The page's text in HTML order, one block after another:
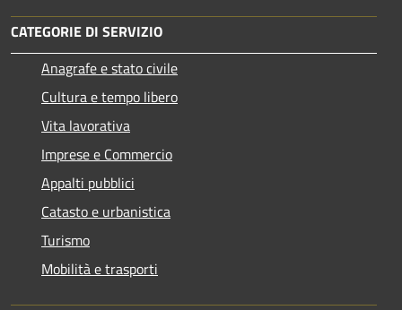
CATEGORIE DI SERVIZIO
Anagrafe e stato civile
Cultura e tempo libero
Vita lavorativa
Imprese e Commercio
Appalti pubblici
Catasto e urbanistica
Turismo
Mobilità e trasporti